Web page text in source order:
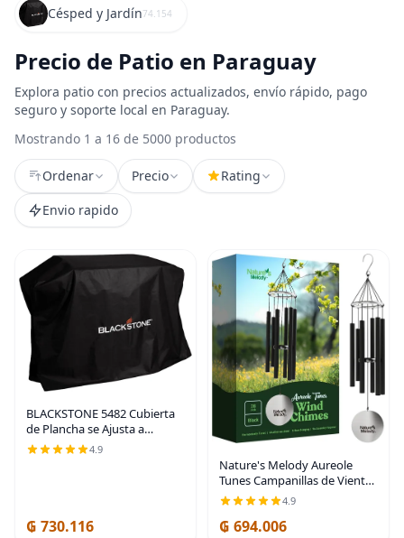
Césped y Jardín74.154
Precio de Patio en Paraguay
Explora patio con precios actualizados, envío rápido, pago
seguro y soporte local en Paraguay.
Mostrando 1 a 16 de 5000 productos
Ordenar Precio
Rating
Envio rapido
BLACKSTONE 5482 Cubierta
de Plancha se Ajusta a
Estación de Cocina de 36
Pulgadas con Capucha
4.9
₲ 730.116
Nature's Melody Aureole
Tunes Campanillas de Viento
– Campanilla de Viento para
Exteriores con 6 Tubos
Afinados a Escala
4.9
₲ 694.006